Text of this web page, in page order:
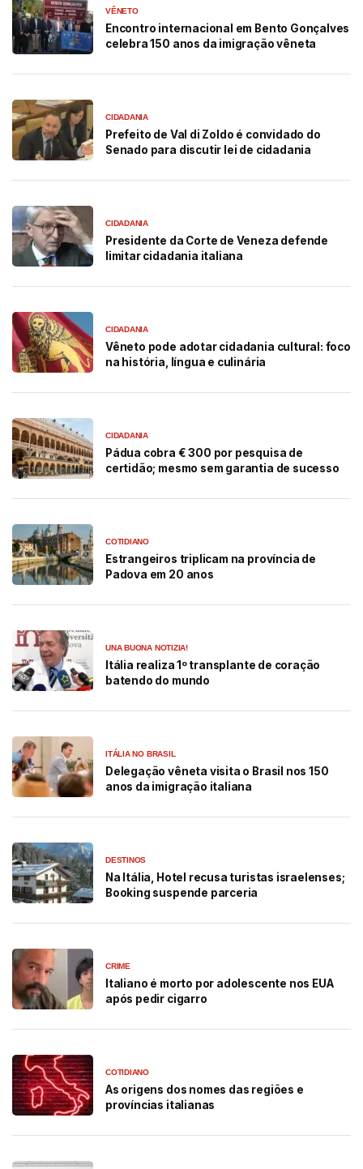
VÊNETO
Encontro internacional em Bento Gonçalves
celebra 150 anos da imigração vêneta
CIDADANIA
Prefeito de Val di Zoldo é convidado do
Senado para discutir lei de cidadania
CIDADANIA
Presidente da Corte de Veneza defende
limitar cidadania italiana
CIDADANIA
Vêneto pode adotar cidadania cultural: foco
na história, língua e culinária
CIDADANIA
Pádua cobra € 300 por pesquisa de
certidão; mesmo sem garantia de sucesso
COTIDIANO
Estrangeiros triplicam na província de
Padova em 20 anos
UNA BUONA NOTIZIA!
Itália realiza 1⁠º transplante de coração
batendo do mundo
ITÁLIA NO BRASIL
Delegação vêneta visita o Brasil nos 150
anos da imigração italiana
DESTINOS
Na Itália, Hotel recusa turistas israelenses;
Booking suspende parceria
CRIME
Italiano é morto por adolescente nos EUA
após pedir cigarro
COTIDIANO
As origens dos nomes das regiões e
províncias italianas